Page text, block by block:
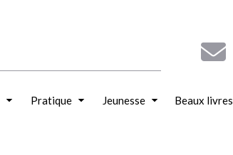
Pratique Jeunesse Beaux livres